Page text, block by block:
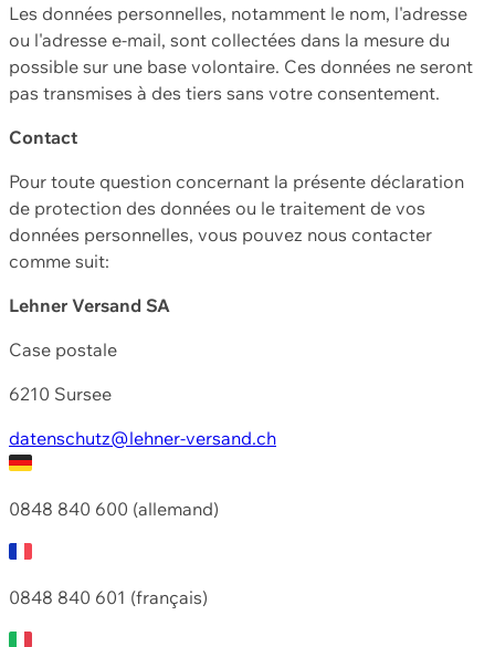
Les données personnelles, notamment le nom, l'adresse
ou l'adresse e-mail, sont collectées dans la mesure du
possible sur une base volontaire. Ces données ne seront
pas transmises à des tiers sans votre consentement.
Contact
Pour toute question concernant la présente déclaration
de protection des données ou le traitement de vos
données personnelles, vous pouvez nous contacter
comme suit:
Lehner Versand SA
Case postale
6210 Sursee
datenschutz@lehner-versand.ch
0848 840 600 (allemand)
0848 840 601 (français)